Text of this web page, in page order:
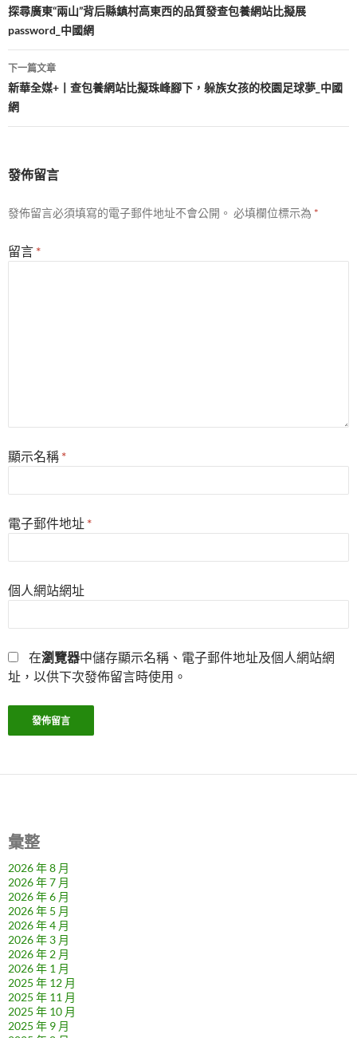
章
導
覽
探尋廣東“兩山”背后縣鎮村高東西的品質發查包養網站比擬展
password_中國網
下一篇文章
新華全媒+丨查包養網站比擬珠峰腳下，躲族女孩的校園足球夢_中國
網
發佈留言
發佈留言必須填寫的電子郵件地址不會公開。 必填欄位標示為 *
留言 *
顯示名稱 *
電子郵件地址 *
個人網站網址
在瀏覽器中儲存顯示名稱、電子郵件地址及個人網站網
址，以供下次發佈留言時使用。
彙整
2026 年 8 月
2026 年 7 月
2026 年 6 月
2026 年 5 月
2026 年 4 月
2026 年 3 月
2026 年 2 月
2026 年 1 月
2025 年 12 月
2025 年 11 月
2025 年 10 月
2025 年 9 月